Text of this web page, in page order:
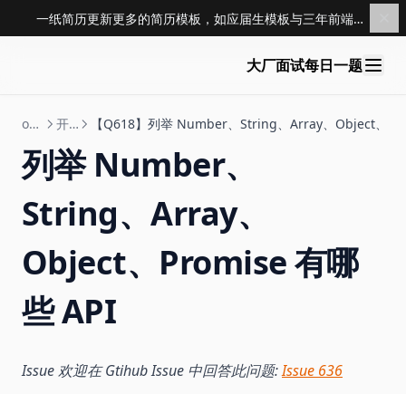
一纸简历更新更多的简历模板，如应届生模板与三年前端模板，点击查看 →
大厂面试每日一题
open 开放式问题 【Q618】列举 Number、String、Array、Object、
列举 Number、
String、Array、
Object、Promise 有哪
些 API
Issue 欢迎在 Gtihub Issue 中回答此问题:Issue 636